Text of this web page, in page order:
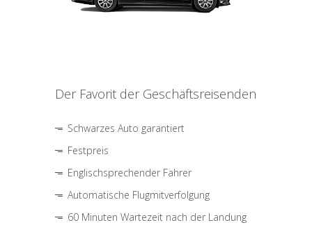
Der Favorit der Geschäftsreisenden
Schwarzes Auto garantiert
Festpreis
Englischsprechender Fahrer
Automatische Flugmitverfolgung
60 Minuten Wartezeit nach der Landung